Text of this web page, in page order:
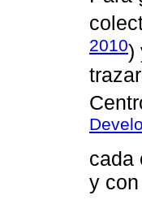
2010)
cada
y